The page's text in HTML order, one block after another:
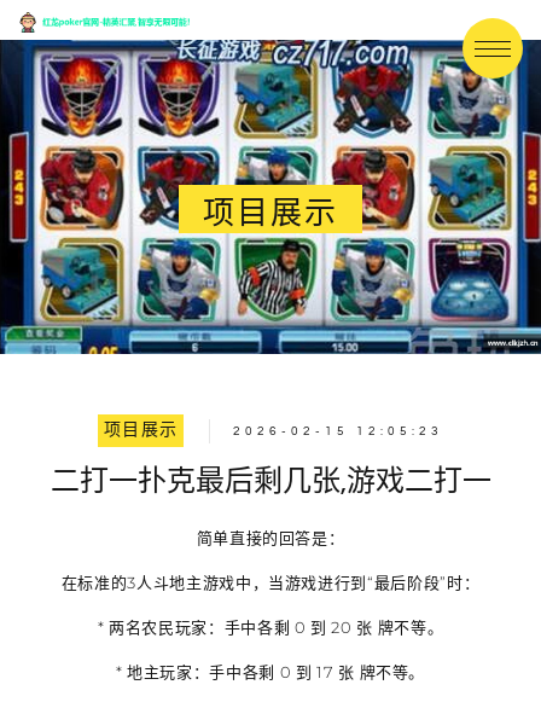
项目展示
项目展示 2026-02-15 12:05:23
二打一扑克最后剩几张,游戏二打一
简单直接的回答是：
在标准的3人斗地主游戏中，当游戏进行到“最后阶段”时：
*两名农民玩家 ：手中各剩 0 到 20 张 牌不等。
*地主玩家 ：手中各剩 0 到 17 张 牌不等。